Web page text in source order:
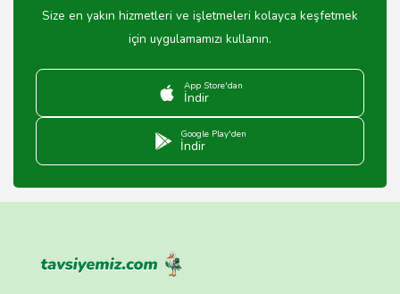
Size en yakın hizmetleri ve işletmeleri kolayca keşfetmek
için uygulamamızı kullanın.
App Store'dan
İndir
Google Play'den
İndir